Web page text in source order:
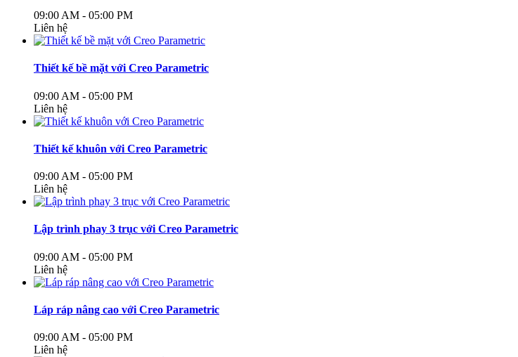
09:00 AM - 05:00 PM
Liên hệ
Thiết kế bề mặt với Creo Parametric
09:00 AM - 05:00 PM
Liên hệ
Thiết kế khuôn với Creo Parametric
09:00 AM - 05:00 PM
Liên hệ
Lập trình phay 3 trục với Creo Parametric
09:00 AM - 05:00 PM
Liên hệ
Láp ráp nâng cao với Creo Parametric
09:00 AM - 05:00 PM
Liên hệ